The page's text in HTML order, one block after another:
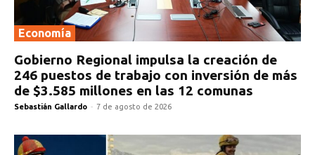
Economía
Gobierno Regional impulsa la creación de
246 puestos de trabajo con inversión de más
de $3.585 millones en las 12 comunas
Sebastián Gallardo - 7 de agosto de 2026